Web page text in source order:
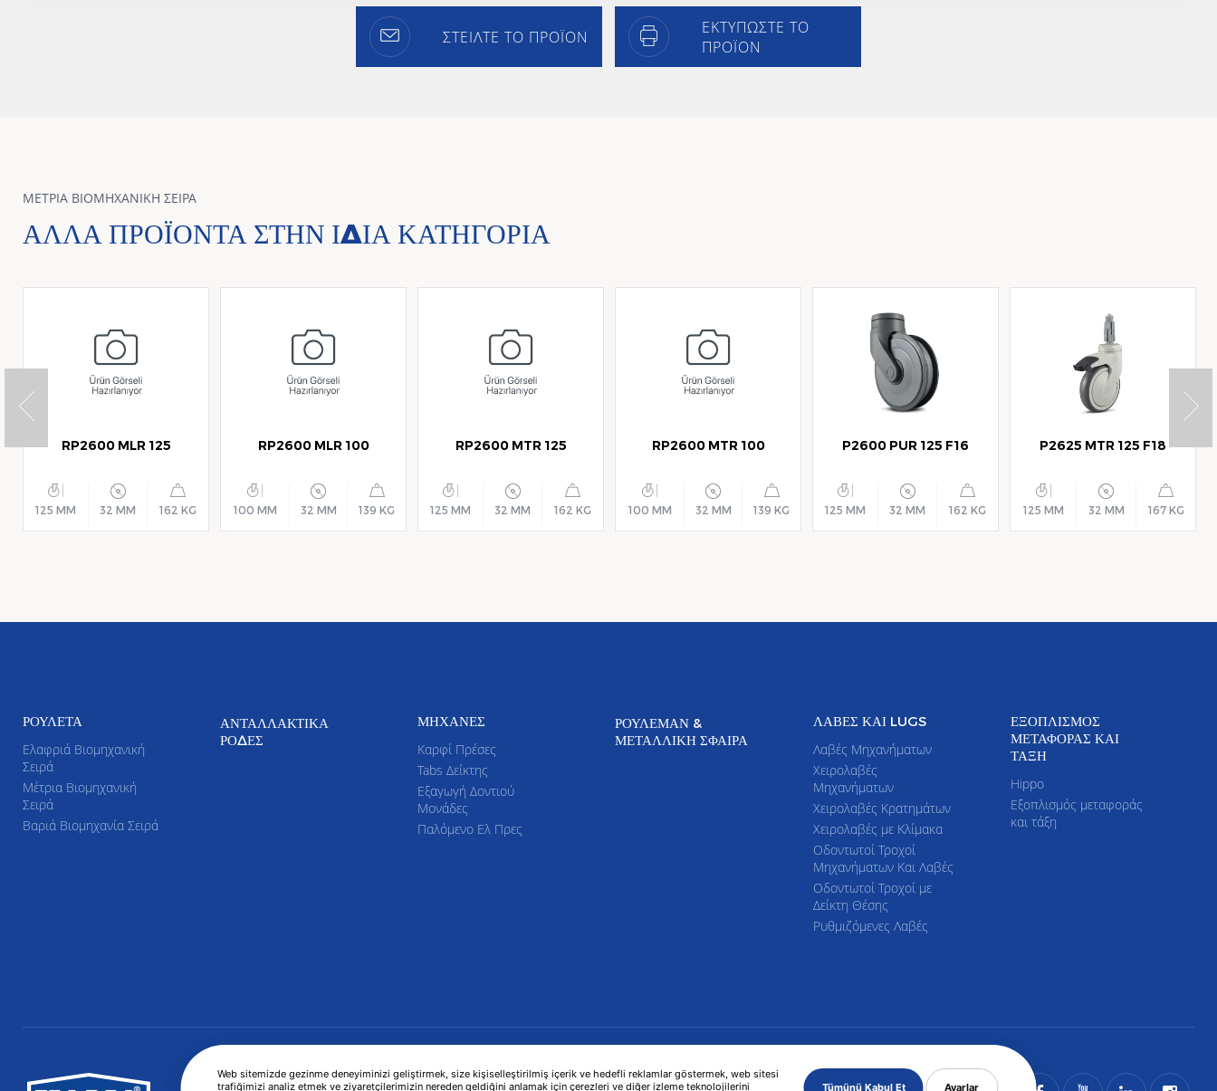
Web sitemizde gezinme deneyiminizi geliştirmek, size kişiselleştirilmiş içerik ve hedefli reklamlar göstermek, web sitesi
trafiğimizi analiz etmek ve ziyaretçilerimizin nereden geldiğini anlamak için çerezleri ve diğer izleme teknolojilerini
Tümünü Kabul Et Ayarlar
ΣΤΕΙΛΤΕ ΤΟ ΠΡΟΪΟΝ
ΕΚΤΥΠΩΣΤΕ ΤΟ
ΠΡΟΪΟΝ
ΜΈΤΡΙΑ ΒΙΟΜΗΧΑΝΙΚΉ ΣΕΙΡΆ
ΆΛΛΑ ΠΡΟΪΌΝΤΑ ΣΤΗΝ ΊΔΙΑ ΚΑΤΗΓΟΡΊΑ
RP2600 MLR 125
125 MM 32 MM 162 KG
RP2600 MLR 100
100 MM 32 MM 139 KG
RP2600 MTR 125
125 MM 32 MM 162 KG
RP2600 MTR 100
100 MM 32 MM 139 KG
P2600 PUR 125 F16
125 MM 32 MM 162 KG
P2625 MTR 125 F18
125 MM 32 MM 167 KG
ΡΟΥΛΈΤΑ
Ελαφριά Βιομηχανική
Σειρά
Μέτρια Βιομηχανική
Σειρά
Βαριά Βιομηχανία Σειρά
ΑΝΤΑΛΛΑΚΤΙΚΆ
ΡΌΔΕΣ
ΜΗΧΑΝΈΣ
Καρφί Πρέσες
Tabs Δείκτης
Εξαγωγή Δοντιού
Μονάδες
Παλόμενο Ελ Πρες
ΡΟΥΛΕΜΆΝ &
ΜΕΤΑΛΛΙΚΉ ΣΦΑΊΡΑ
ΛΑΒΈΣ ΚΑΙ LUGS
Λαβές Μηχανήματων
Χειρολαβές
Μηχανήματων
Χειρολαβές Κρατημάτων
Χειρολαβές με Κλίμακα
Οδοντωτοί Τροχοί
Μηχανήματων Και Λαβές
Οδοντωτοί Τροχοί με
Δείκτη Θέσης
Ρυθμιζόμενες Λαβές
ΕΞΟΠΛΙΣΜΌΣ
ΜΕΤΑΦΟΡΆΣ ΚΑΙ
ΤΆΞΗ
Hippo
Εξοπλισμός μεταφοράς
και τάξη
KAMA Περί εταιρίας Προϊόντα Τεχνικές πληροφορίες Ανθρώπινο δυναμικό Επικοινωνία